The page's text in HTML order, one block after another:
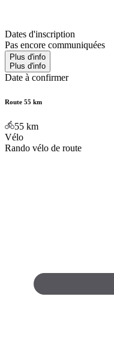
Dates d'inscription
Pas encore communiquées
Plus d'info
Plus d'info
Date à confirmer
Route 55 km
55 km
Vélo
Rando vélo de route